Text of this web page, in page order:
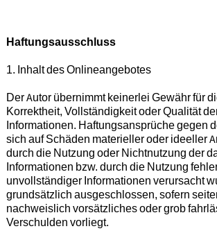
Haftungsausschluss
1. Inhalt des Onlineangebotes
Der Autor übernimmt keinerlei Gewähr für
Korrektheit, Vollständigkeit oder Qualität
Informationen. Haftungsansprüche gegen
sich auf Schäden materieller oder ideeller
durch die Nutzung oder Nichtnutzung der
Informationen bzw. durch die Nutzung
unvollständiger Informationen verursacht
grundsätzlich ausgeschlossen, sofern
nachweislich vorsätzliches oder grob
Verschulden vorliegt.